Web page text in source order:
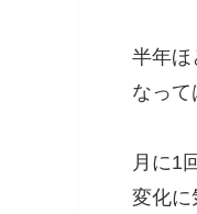
半年ほ
なって
月に1
変化に